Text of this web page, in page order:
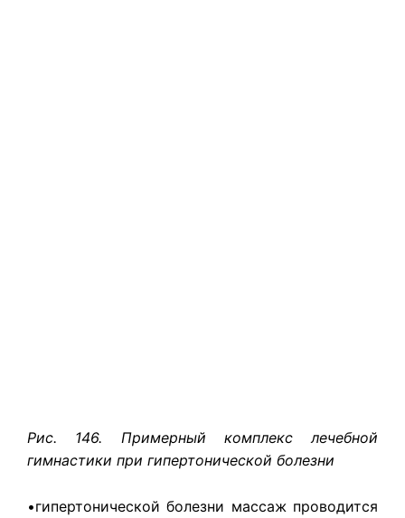
Рис. 146. Примерный комплекс лечебной
гимнастики при гипертонической болезни
•гипертонической болезни массаж проводится